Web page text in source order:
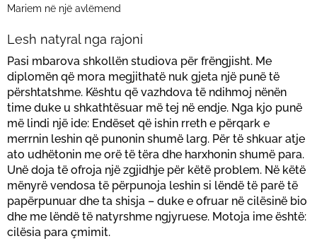
Mariem në një avlëmend
Lesh natyral nga rajoni
Pasi mbarova shkollën studiova për frëngjisht. Me
diplomën që mora megjithatë nuk gjeta një punë të
përshtatshme. Kështu që vazhdova të ndihmoj nënën
time duke u shkathtësuar më tej në endje. Nga kjo punë
më lindi një ide: Endëset që ishin rreth e përqark e
merrnin leshin që punonin shumë larg. Për të shkuar atje
ato udhëtonin me orë të tëra dhe harxhonin shumë para.
Unë doja të ofroja një zgjidhje për këtë problem. Në këtë
mënyrë vendosa të përpunoja leshin si lëndë të parë të
papërpunuar dhe ta shisja – duke e ofruar në cilësinë bio
dhe me lëndë të natyrshme ngjyruese. Motoja ime është:
cilësia para çmimit.